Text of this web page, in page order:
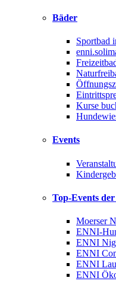
Bäder
Sportbad
Kurse
Events
Top-Events
Moerser
ENNI-
ENNI
ENNI
ENNI
ENNI